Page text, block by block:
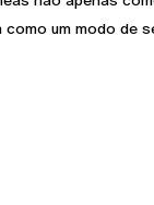
um modo de